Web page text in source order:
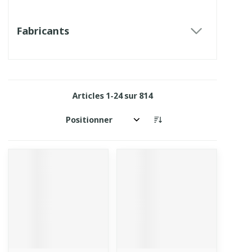
Fabricants
Articles 1-24sur 814
Trier par: